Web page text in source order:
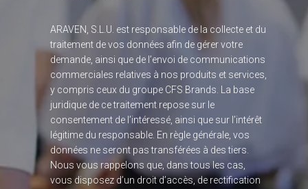
ARAVEN, S.L.U. est responsable de la collecte et du
traitement de vos données afin de gérer votre
demande, ainsi que de l’envoi de communications
commerciales relatives à nos produits et services,
y compris ceux du groupe CFS Brands. La base
juridique de ce traitement repose sur le
consentement de l’intéressé, ainsi que sur l’intérêt
légitime du responsable. En règle générale, vos
données ne seront pas transférées à des tiers.
Nous vous rappelons que, dans tous les cas,
vous disposez d’un droit d’accès, de rectification